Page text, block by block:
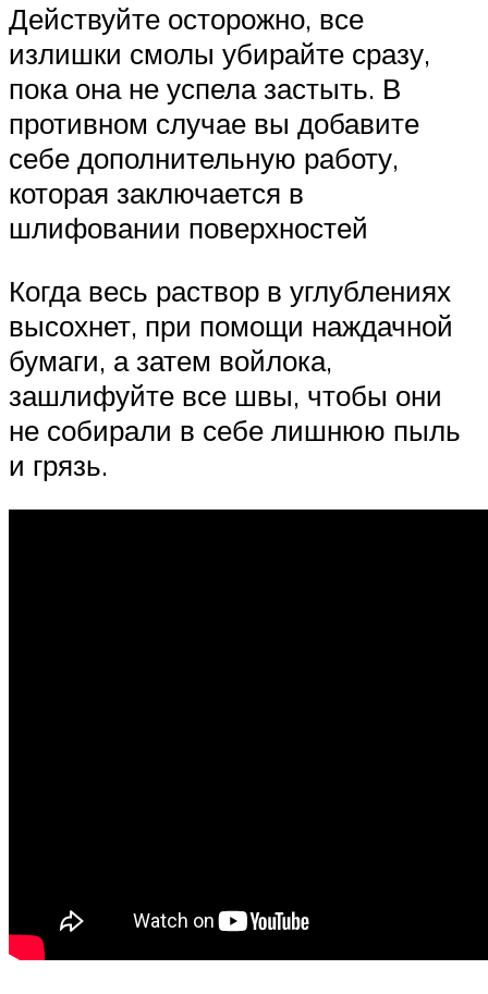
Действуйте осторожно, все
излишки смолы убирайте сразу,
пока она не успела застыть. В
противном случае вы добавите
себе дополнительную работу,
которая заключается в
шлифовании поверхностей
Когда весь раствор в углублениях
высохнет, при помощи наждачной
бумаги, а затем войлока,
зашлифуйте все швы, чтобы они
не собирали в себе лишнюю пыль
и грязь.